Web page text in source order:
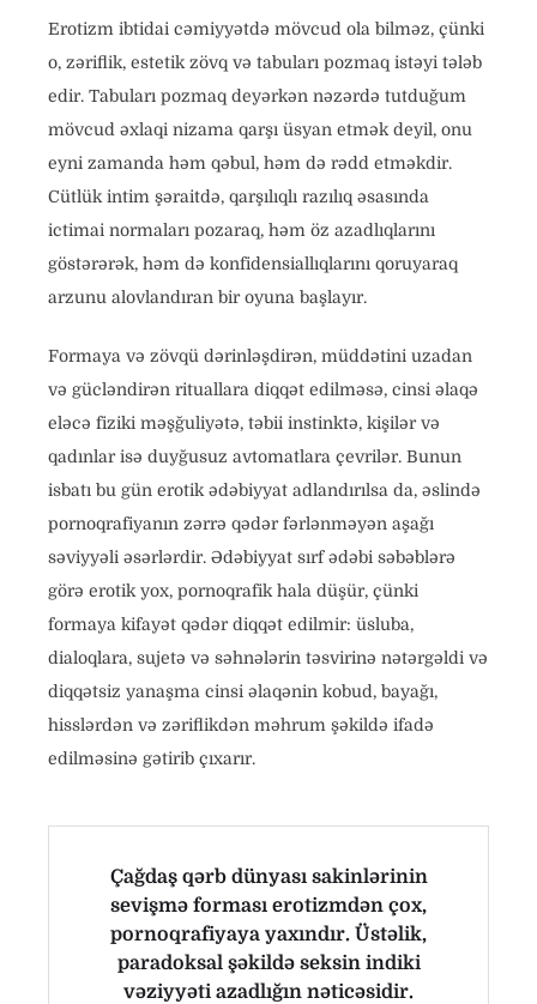
Erotizm ibtidai cəmiyyətdə mövcud ola bilməz, çünki
o, zəriflik, estetik zövq və tabuları pozmaq istəyi tələb
edir. Tabuları pozmaq deyərkən nəzərdə tutduğum
mövcud əxlaqi nizama qarşı üsyan etmək deyil, onu
eyni zamanda həm qəbul, həm də rədd etməkdir.
Cütlük intim şəraitdə, qarşılıqlı razılıq əsasında
ictimai normaları pozaraq, həm öz azadlıqlarını
göstərərək, həm də konfidensiallıqlarını qoruyaraq
arzunu alovlandıran bir oyuna başlayır.
Formaya və zövqü dərinləşdirən, müddətini uzadan
və gücləndirən rituallara diqqət edilməsə, cinsi əlaqə
eləcə fiziki məşğuliyətə, təbii instinktə, kişilər və
qadınlar isə duyğusuz avtomatlara çevrilər. Bunun
isbatı bu gün erotik ədəbiyyat adlandırılsa da, əslində
pornoqrafiyanın zərrə qədər fərlənməyən aşağı
səviyyəli əsərlərdir. Ədəbiyyat sırf ədəbi səbəblərə
görə erotik yox, pornoqrafik hala düşür, çünki
formaya kifayət qədər diqqət edilmir: üsluba,
dialoqlara, sujetə və səhnələrin təsvirinə nətərgəldi və
diqqətsiz yanaşma cinsi əlaqənin kobud, bayağı,
hisslərdən və zəriflikdən məhrum şəkildə ifadə
edilməsinə gətirib çıxarır.
Çağdaş qərb dünyası sakinlərinin
sevişmə forması erotizmdən çox,
pornoqrafiyaya yaxındır. Üstəlik,
paradoksal şəkildə seksin indiki
vəziyyəti azadlığın nəticəsidir.